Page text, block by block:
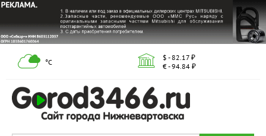
°С
$ - 82.17 ₽
€ - 94.84 ₽